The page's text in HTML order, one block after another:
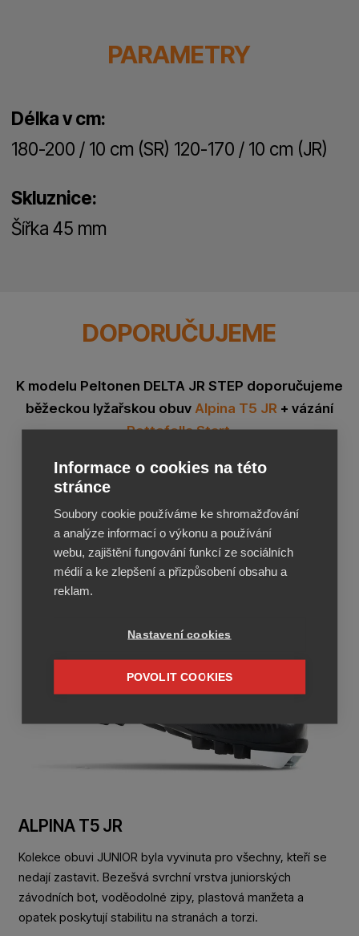
PARAMETRY
Délka v cm:
180-200 / 10 cm (SR) 120-170 / 10 cm (JR)
Skluznice:
Šířka 45 mm
DOPORUČUJEME
K modelu Peltonen DELTA JR STEP doporučujeme
běžeckou lyžařskou obuv Alpina T5 JR + vázání
Rottefella Start.
ALPINA T5 JR
Kolekce obuvi JUNIOR byla vyvinuta pro všechny, kteří se
nedají zastavit. Bezešvá svrchní vrstva juniorských
závodních bot, voděodolné zipy, plastová manžeta a
opatek poskytují stabilitu na stranách a torzi.
Informace o cookies na této
stránce
Soubory cookie používáme ke shromažďování
a analýze informací o výkonu a používání
webu, zajištění fungování funkcí ze sociálních
médií a ke zlepšení a přizpůsobení obsahu a
reklam.
Nastavení cookies
POVOLIT COOKIES